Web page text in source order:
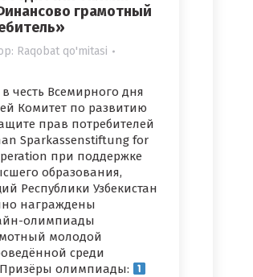
грамотный
Raqobat qo'mitasi
честь Всемирного дня
Комитет по развитию
прав потребителей
Sparkassenstiftung for
при поддержке
образования,
Республики Узбекистан
награждены
олимпиады
молодой
среди
Призёры олимпиады: